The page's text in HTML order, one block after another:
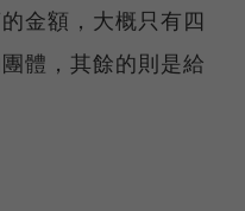
金額，大概只有四
體，其餘的則是給